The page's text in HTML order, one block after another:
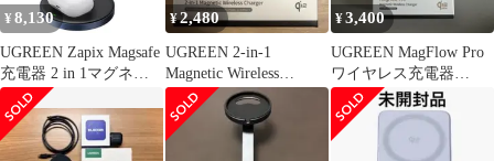
¥ 8,130
UGREEN Zapix Magsafe
充電器 2 in 1マグネッ
ト 充電スタンド Qi認証
ワイヤレス充電器
7.5W/5W 2台同時急速
充電 横向き・縦向きで
¥2,480
UGREEN 2-in-1
Magnetic Wireless
Charger
¥3,400
UGREEN MagFlow Pro
ワイヤレス充電器
W773